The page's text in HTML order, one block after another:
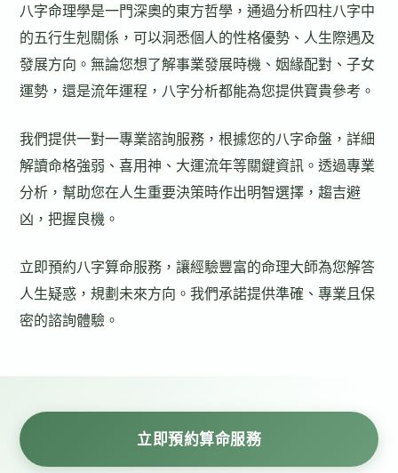
八字命理學是一門深奧的東方哲學，通過分析四柱八字中
的五行生剋關係，可以洞悉個人的性格優勢、人生際遇及
發展方向。無論您想了解事業發展時機、姻緣配對、子女
運勢，還是流年運程，八字分析都能為您提供寶貴參考。
我們提供一對一專業諮詢服務，根據您的八字命盤，詳細
解讀命格強弱、喜用神、大運流年等關鍵資訊。透過專業
分析，幫助您在人生重要決策時作出明智選擇，趨吉避
凶，把握良機。
立即預約八字算命服務，讓經驗豐富的命理大師為您解答
人生疑惑，規劃未來方向。我們承諾提供準確、專業且保
密的諮詢體驗。
立即預約算命服務